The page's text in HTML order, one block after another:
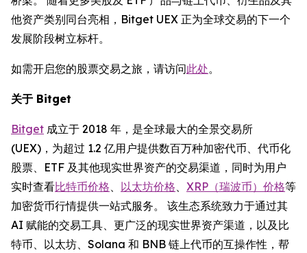
他资产类别同台亮相，Bitget UEX 正为全球交易的下一个
发展阶段树立标杆。
如需开启您的股票交易之旅，请访问此处。
关于 Bitget
Bitget 成立于 2018 年，是全球最大的全景交易所
(UEX)，为超过 1.2 亿用户提供数百万种加密代币、代币化
股票、ETF 及其他现实世界资产的交易渠道，同时为用户
实时查看比特币价格 以太坊价格 XRP（瑞波币）价格等
加密货币行情提供一站式服务。 该生态系统致力于通过其
AI 赋能的交易工具、更广泛的现实世界资产渠道，以及比
特币、以太坊、Solana 和 BNB 链上代币的互操作性，帮